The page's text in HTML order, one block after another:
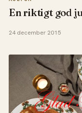
En riktigt god
24 december 2015